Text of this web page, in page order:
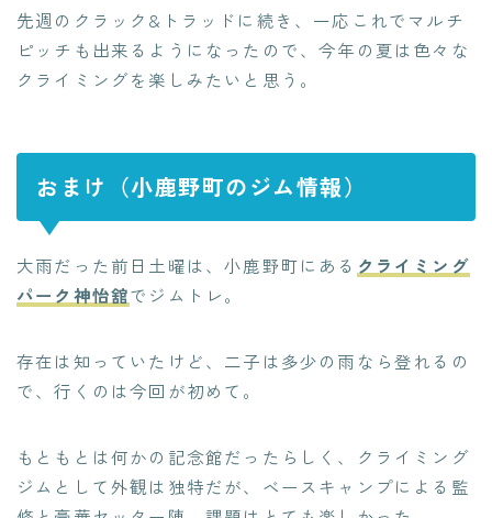
先週のクラック&トラッドに続き、一応これでマルチ
ピッチも出来るようになったので、今年の夏は色々な
クライミングを楽しみたいと思う。
おまけ（小鹿野町のジム情報）
大雨だった前日土曜は、小鹿野町にある クライミング
パーク神怡舘でジムトレ。
存在は知っていたけど、二子は多少の雨なら登れるの
で、行くのは今回が初めて。
もともとは何かの記念館だったらしく、クライミング
ジムとして外観は独特だが、ベースキャンプによる監